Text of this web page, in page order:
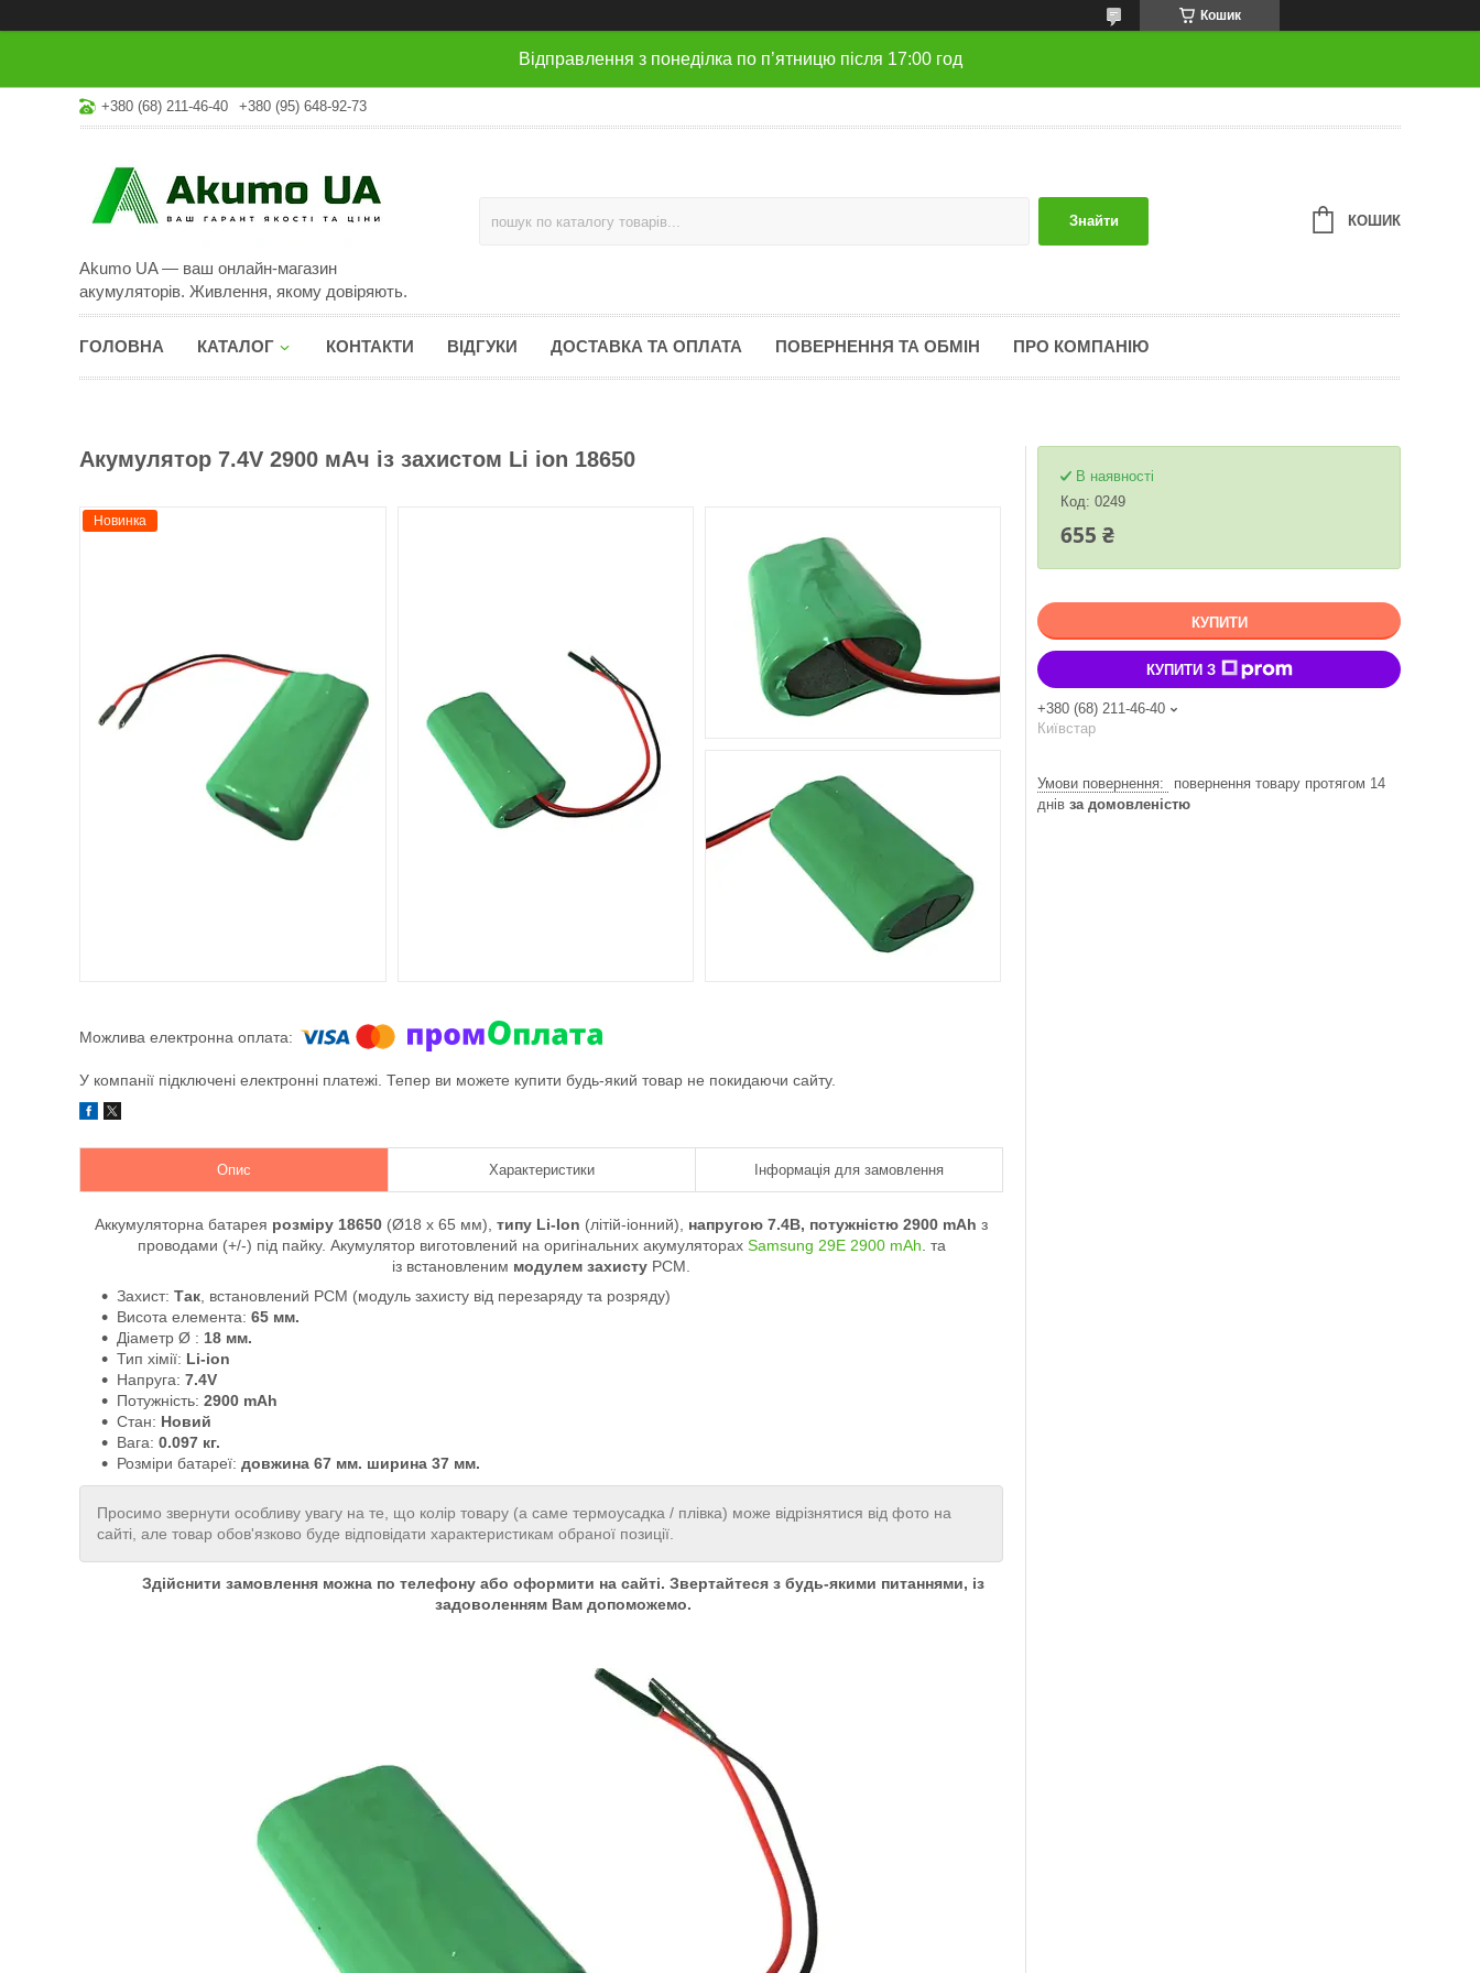
Кошик
Відправлення з понеділка по п’ятницю після 17:00 год
+380 (68) 211-46-40 +380 (95) 648-92-73
Akumo UA — ваш онлайн-магазин
акумуляторів. Живлення, якому довіряють.
Знайти КОШИК
ГОЛОВНА КАТАЛОГ КОНТАКТИ ВІДГУКИ ДОСТАВКА ТА ОПЛАТА ПОВЕРНЕННЯ ТА ОБМІН ПРО КОМПАНІЮ
Акумулятор 7.4V 2900 мАч із захистом Li ion 18650
Новинка
У компанії підключені електронні платежі. Тепер ви можете купити будь-який товар не покидаючи сайту.
Опис Характеристики Інформація для замовлення
Аккумуляторна батарея розміру 18650 (Ø18 x 65 мм), типу Li-Ion (літій-іонний), напругою 7.4В, потужністю 2900 mAh з
проводами (+/-) під пайку. Акумулятор виготовлений на оригінальних акумуляторах Samsung 29E 2900 mAh . та
із встановленим модулем захисту PCM.
Захист: Так , встановлений PCM (модуль захисту від перезаряду та розряду)
Висота елемента: 65 мм.
Діаметр Ø : 18 мм.
Тип хімії: Li-ion
Напруга: 7.4V
Потужність: 2900 mAh
Стан: Новий
Вага: 0.097 кг.
Розміри батареї: довжина 67 мм. ширина 37 мм.
Просимо звернути особливу увагу на те, що колір товару (а саме термоусадка / плівка) може відрізнятися від фото на
сайті, але товар обов'язково буде відповідати характеристикам обраної позиції.
Здійснити замовлення можна по телефону або оформити на сайті. Звертайтеся з будь-якими питаннями, із
задоволенням Вам допоможемо.
В наявності
Код: 0249
655 ₴
КУПИТИ
КУПИТИ З
+380 (68) 211-46-40
Київстар
повернення товару протягом 14
днів за домовленістю